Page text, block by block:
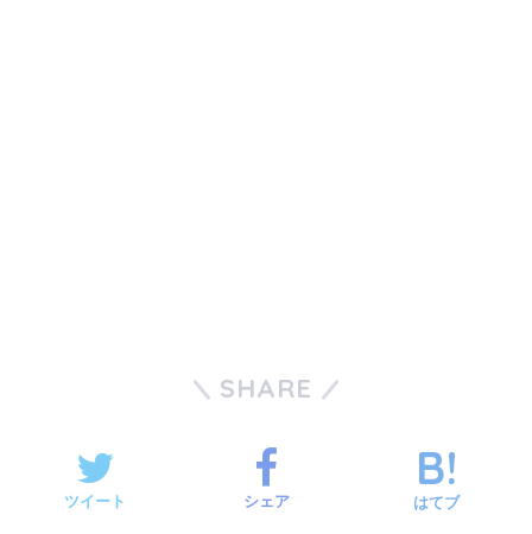
SHARE
ツイート シェア はてブ